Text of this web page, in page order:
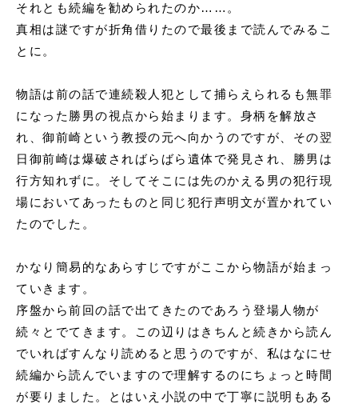
それとも続編を勧められたのか……。
真相は謎ですが折角借りたので最後まで読んでみるこ
とに。
物語は前の話で連続殺人犯として捕らえられるも無罪
になった勝男の視点から始まります。身柄を解放さ
れ、 御前崎という教授の元へ向かうのですが、その翌
日御前崎は爆破さればらばら遺体で発見され、勝男は
行方知れずに。 そしてそこには先のかえる男の犯行現
場においてあったものと同じ犯行声明文が置かれてい
たのでした。
かなり簡易的なあらすじですがここから物語が始まっ
ていきます。
序盤から前回の話で出てきたのであろう登場人物が
続々とでてきます。この辺りはきちんと続きから読ん
でいればすんなり読めると思うのですが、私はなにせ
続編から読んでいますので理解するのにちょっと時間
が要りました。とはいえ小説の中で丁寧に説明もある